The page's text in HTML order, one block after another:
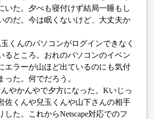
いた。夕べも寝付けず結局一睡もし
のだ。今は眠くないけど、大丈夫か
玉くんのパソコンがログインできなく
るところ。おれのパソコンのイベン
エラーが山ほど出ているのにも気付
った。何でだろう。
んやかんやで夕方になった。Kいじっ
佐くんや兒玉くんや山下さんの相手
した。これからNetscape対応でのフ